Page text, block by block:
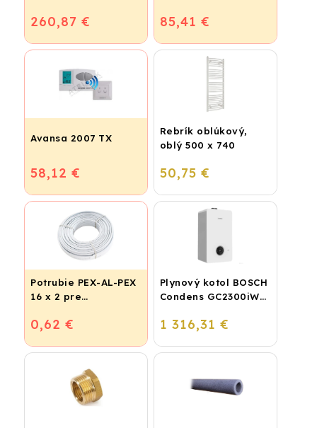
260,87 € 85,41 €
Avansa 2007 TX
58,12 €
Rebrík oblúkový,
oblý 500 x 740
50,75 €
Potrubie PEX-AL-PEX
16 x 2 pre
podlahové kúrenie a
0,62 €
Plynový kotol BOSCH
Condens GC2300iW
kondenzačný
1 316,31 €